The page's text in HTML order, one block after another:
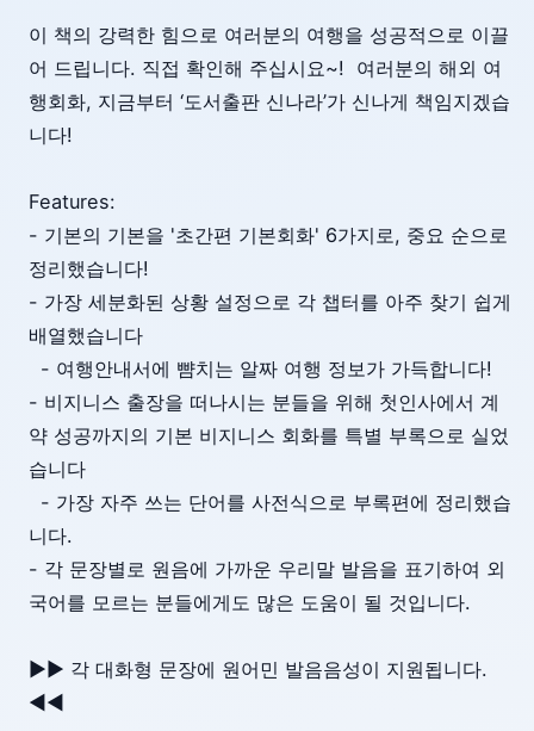
이 책의 강력한 힘으로 여러분의 여행을 성공적으로 이끌
어 드립니다. 직접 확인해 주십시요~! 여러분의 해외 여
행회화, 지금부터 ‘도서출판 신나라’가 신나게 책임지겠습
니다!
Features:
- 기본의 기본을 '초간편 기본회화' 6가지로, 중요 순으로
정리했습니다!
- 가장 세분화된 상황 설정으로 각 챕터를 아주 찾기 쉽게
배열했습니다
- 여행안내서에 뺨치는 알짜 여행 정보가 가득합니다!
- 비지니스 출장을 떠나시는 분들을 위해 첫인사에서 계
약 성공까지의 기본 비지니스 회화를 특별 부록으로 실었
습니다
- 가장 자주 쓰는 단어를 사전식으로 부록편에 정리했습
니다.
- 각 문장별로 원음에 가까운 우리말 발음을 표기하여 외
국어를 모르는 분들에게도 많은 도움이 될 것입니다.
▶▶ 각 대화형 문장에 원어민 발음음성이 지원됩니다.
◀◀